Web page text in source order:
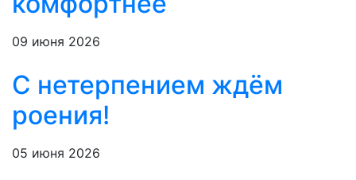
09 июня 2026
С нетерпением ждём
роения!
05 июня 2026